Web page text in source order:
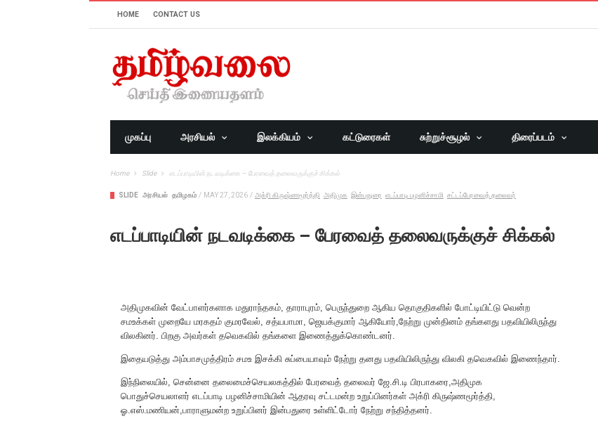
HOME CONTACT US
முகப்பு அரசியல் இலக்கியம் கட்டுரைகள் சுற்றுச்சூழல் திரைப்படம்
Home Slide எடப்பாடியின் நடவடிக்கை – பேரவைத் தலைவருக்குச் சிக்கல்
SLIDE அரசியல் தமிழகம் / MAY 27, 2026 / அக்ரி கிருஷ்ணமூர்த்தி அதிமுக இன்பதுரை எடப்பாடி பழனிச்சாமி சட்டப்பேரவைத் தலைவர்
எடப்பாடியின் நடவடிக்கை – பேரவைத் தலைவருக்குச் சிக்கல்
அதிமுகவின் வேட்பாளர்களாக மதுராந்தகம், தாராபுரம், பெருந்துறை ஆகிய தொகுதிகளில் போட்டியிட்டு வென்ற
சமஉக்கள் முறையே மரகதம் குமரவேல், சத்யபாமா, ஜெயக்குமார் ஆகியோர்,நேற்று முன்தினம் தங்களது பதவியிலிருந்து
விலகினர். பிறகு அவர்கள் தவெகவில் தங்களை இணைத்துக்கொண்டனர்.
இதையடுத்து அம்பாசமுத்திரம் சமஉ இசக்கி சுப்பையாவும் நேற்று தனது பதவியிலிருந்து விலகி தவெகவில் இணைந்தார்.
இந்நிலையில், சென்னை தலைமைச்செயலகத்தில் பேரவைத் தலைவர் ஜே.சி.டி பிரபாகரை,அதிமுக
பொதுச்செயலாளர் எடப்பாடி பழனிச்சாமியின் ஆதரவு சட்டமன்ற உறுப்பினர்கள் அக்ரி கிருஷ்ணமூர்த்தி,
ஓ.எஸ்.மணியன்,பாராளுமன்ற உறுப்பினர் இன்பதுரை உள்ளிட்டோர் நேற்று சந்தித்தனர்.